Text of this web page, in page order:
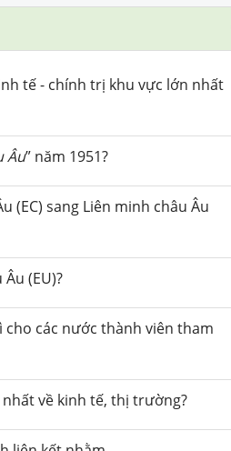
tế - chính trị khu vực lớn nhất
Âu” năm 1951?
(EC) sang Liên minh châu Âu
(EU)?
cho các nước thành viên tham
về kinh tế, thị trường?